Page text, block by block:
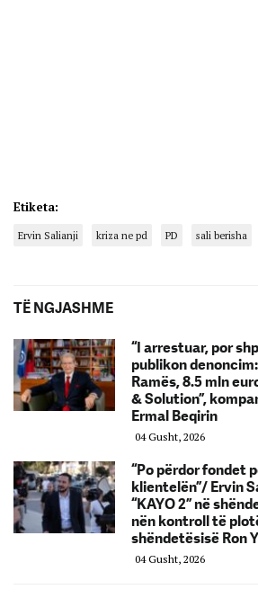
Etiketa:
Ervin Salianji kriza ne pd PD sali berisha
TË NGJASHME
“I arrestuar, por
publikon
Ramës, 8.5 mln
& Solution”,
Ermal Beqirin
04 Gusht, 2026
“Po përdor fondet
klientelën”/ Ervin
“KAYO 2” në
nën kontroll të
shëndetësisë Ron
04 Gusht, 2026